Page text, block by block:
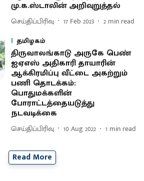
மு.க.ஸ்டாலின் அறிவுறுத்தல்
செய்திப்பிரிவு 17 Feb 2023 2 min read
தமிழகம்
திருவாலங்காடு அருகே பெண்
ஐஏஎஸ் அதிகாரி தாயாரின்
ஆக்கிரமிப்பு வீட்டை அகற்றும்
பணி தொடக்கம்:
பொதுமக்களின்
போராட்டத்தையடுத்து
நடவடிக்கை
செய்திப்பிரிவு 10 Aug 2022 1 min read
Read More